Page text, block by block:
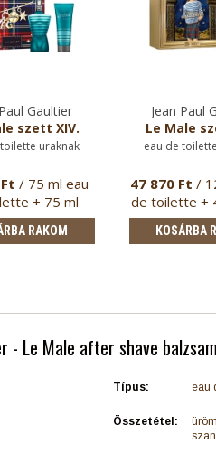
Gaultier
szett XIV.
uraknak
/ 75 ml eau
+ 75 ml
RAKOM
Jean Paul
Le Male
eau de
47 870 Ft /
de toilette +
de
KOSÁRBA
- Le Male after shave balzsam
Típus: eau
Összetétel: